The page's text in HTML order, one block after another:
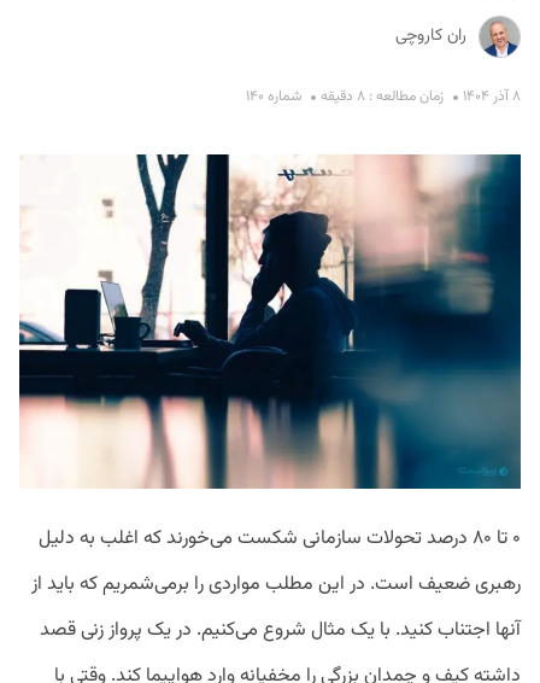
ران کاروچی
۸ آذر ۱۴۰۴ زمان مطالعه : ۸ دقیقه شماره ۱۴۰
۰ تا ۸۰ درصد تحولات سازمانی شکست می‌خورند که اغلب به دلیل
رهبری ضعیف است. در این مطلب مواردی را برمی‌شمریم که باید از
آنها اجتناب کنید. با یک مثال شروع می‌کنیم. در یک پرواز زنی قصد
داشته کیف و چمدان بزرگی را مخفیانه وارد هواپیما کند. وقتی با